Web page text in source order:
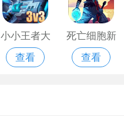
小小王者大
乱斗正版
查看
死亡细胞新
版本
查看